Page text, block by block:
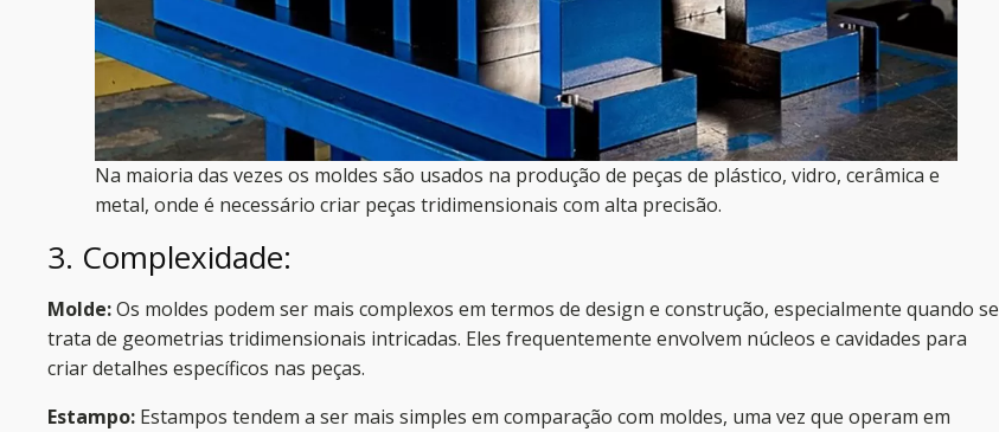
Na maioria das vezes os moldes são usados na produção de peças de plástico, vidro, cerâmica e
metal, onde é necessário criar peças tridimensionais com alta precisão.
3. Complexidade:
Molde:Os moldes podem ser mais complexos em termos de design e construção, especialmente quando se
trata de geometrias tridimensionais intricadas. Eles frequentemente envolvem núcleos e cavidades para
criar detalhes específicos nas peças.
Estampo: Estampos tendem a ser mais simples em comparação com moldes, uma vez que operam em